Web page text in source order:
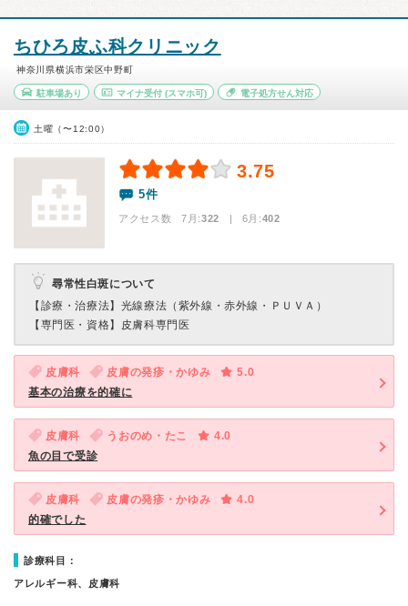
ちひろ皮ふ科クリニック
神奈川県横浜市栄区中野町
駐車場あり マイナ受付(スマホ可) 電子処方せん対応
土曜（〜12:00）
3.75
5件
アクセス数 7月:322 | 6月:402
尋常性白斑について
【診療・治療法】 光線療法（紫外線・赤外線・ＰＵＶＡ）
【専門医・資格】 皮膚科専門医
皮膚科 皮膚の発疹・かゆみ
5.0
基本の治療を的確に
皮膚科 うおのめ・たこ
4.0
魚の目で受診
皮膚科 皮膚の発疹・かゆみ
4.0
的確でした
診療科目：
アレルギー科、皮膚科